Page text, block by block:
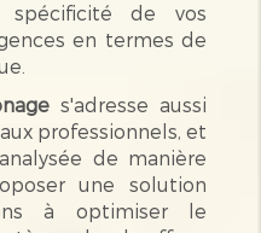
de vos
en termes de
s'adresse aussi
professionnels, et
de manière
une solution
à optimiser le